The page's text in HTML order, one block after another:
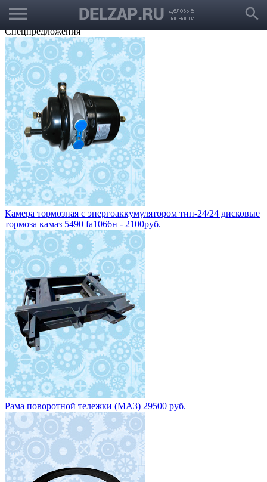
menu search
Выбрать город
Корзина
Заказать звонок
Спецпредложения
Камера тормозная с энергоаккумулятором тип-24/24 дисковые
тормоза камаз 5490 fa1066н - 2100руб.
Рама поворотной тележки (МАЗ) 29500 руб.